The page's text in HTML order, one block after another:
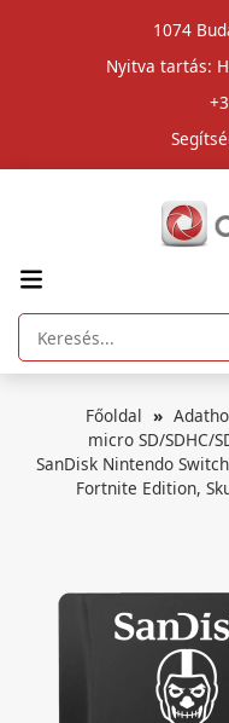
1074
Nyitva tartás:
Főoldal
micro SD/SDHC/
SanDisk Nintendo
Fortnite Edition,